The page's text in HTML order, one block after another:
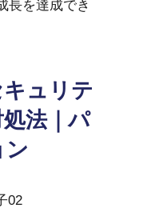
長を達成でき
ュリテ
法｜パ
ン